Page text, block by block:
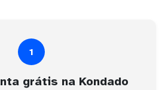
1
grátis na Kondado